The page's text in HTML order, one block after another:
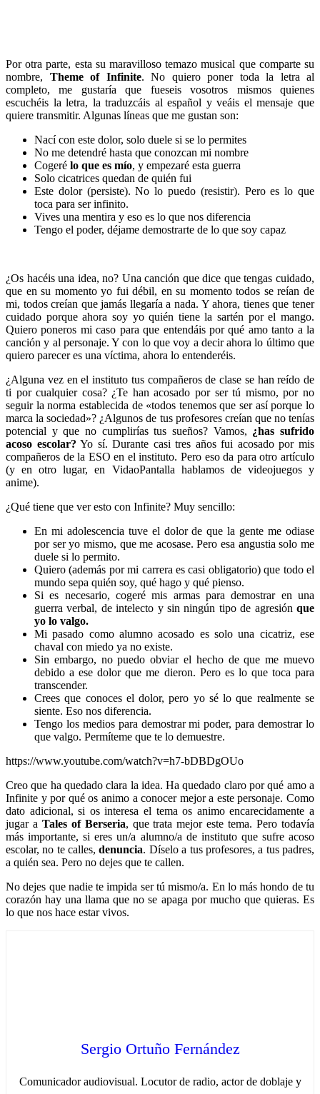
Por otra parte, esta su maravilloso temazo musical que comparte su
nombre, Theme of Infinite. No quiero poner toda la letra al
completo, me gustaría que fueseis vosotros mismos quienes
escuchéis la letra, la traduzcáis al español y veáis el mensaje que
quiere transmitir. Algunas líneas que me gustan son:
Nací con este dolor, solo duele si se lo permites
No me detendré hasta que conozcan mi nombre
Cogeré lo que es mío, y empezaré esta guerra
Solo cicatrices quedan de quién fui
Este dolor (persiste). No lo puedo (resistir). Pero es lo que
toca para ser infinito.
Vives una mentira y eso es lo que nos diferencia
Tengo el poder, déjame demostrarte de lo que soy capaz
¿Os hacéis una idea, no? Una canción que dice que tengas cuidado,
que en su momento yo fui débil, en su momento todos se reían de
mi, todos creían que jamás llegaría a nada. Y ahora, tienes que tener
cuidado porque ahora soy yo quién tiene la sartén por el mango.
Quiero poneros mi caso para que entendáis por qué amo tanto a la
canción y al personaje. Y con lo que voy a decir ahora lo último que
quiero parecer es una víctima, ahora lo entenderéis.
¿Alguna vez en el instituto tus compañeros de clase se han reído de
ti por cualquier cosa? ¿Te han acosado por ser tú mismo, por no
seguir la norma establecida de «todos tenemos que ser así porque lo
marca la sociedad»? ¿Algunos de tus profesores creían que no tenías
potencial y que no cumplirías tus sueños? Vamos, ¿has sufrido
acoso escolar? Yo sí. Durante casi tres años fui acosado por mis
compañeros de la ESO en el instituto. Pero eso da para otro artículo
(y en otro lugar, en VidaoPantalla hablamos de videojuegos y
anime).
¿Qué tiene que ver esto con Infinite? Muy sencillo:
En mi adolescencia tuve el dolor de que la gente me odiase
por ser yo mismo, que me acosase. Pero esa angustia solo me
duele si lo permito.
Quiero (además por mi carrera es casi obligatorio) que todo el
mundo sepa quién soy, qué hago y qué pienso.
Si es necesario, cogeré mis armas para demostrar en una
guerra verbal, de intelecto y sin ningún tipo de agresión que
yo lo valgo.
Mi pasado como alumno acosado es solo una cicatriz, ese
chaval con miedo ya no existe.
Sin embargo, no puedo obviar el hecho de que me muevo
debido a ese dolor que me dieron. Pero es lo que toca para
transcender.
Crees que conoces el dolor, pero yo sé lo que realmente se
siente. Eso nos diferencia.
Tengo los medios para demostrar mi poder, para demostrar lo
que valgo. Permíteme que te lo demuestre.
https://www.youtube.com/watch?v=h7-bDBDgOUo
Creo que ha quedado clara la idea. Ha quedado claro por qué amo a
Infinite y por qué os animo a conocer mejor a este personaje. Como
dato adicional, si os interesa el tema os animo encarecidamente a
jugar a Tales of Berseria, que trata mejor este tema. Pero todavía
más importante, si eres un/a alumno/a de instituto que sufre acoso
escolar, no te calles,denuncia. Díselo a tus profesores, a tus padres,
a quién sea. Pero no dejes que te callen.
No dejes que nadie te impida ser tú mismo/a. En lo más hondo de tu
corazón hay una llama que no se apaga por mucho que quieras. Es
lo que nos hace estar vivos.
Sergio Ortuño Fernández
Comunicador audiovisual. Locutor de radio, actor de doblaje y